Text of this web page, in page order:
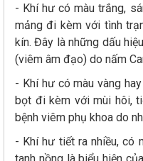
- Khí hư có màu trắng,
mảng đi kèm với tình
kín. Đây là những dấu
(viêm âm đạo) do nấm
- Khí hư có màu vàng
bọt đi kèm với mùi hôi,
bệnh viêm phụ khoa do
- Khí hư tiết ra nhiều, có